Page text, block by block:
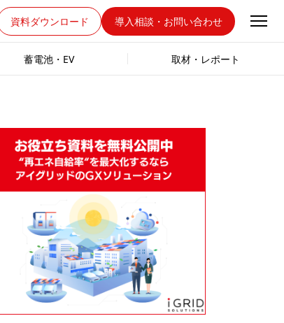
資料ダウンロード 導入相談・お問い合わせ
蓄電池・EV 取材・レポート